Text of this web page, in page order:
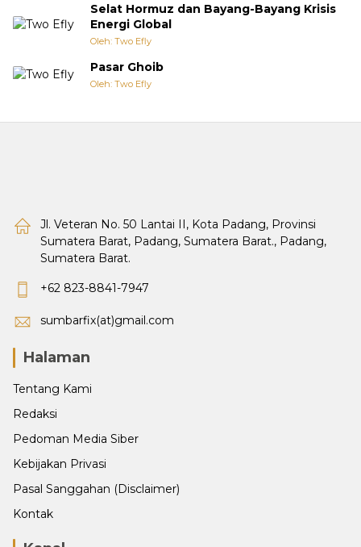
Selat Hormuz dan Bayang-Bayang Krisis
Energi Global
Oleh: Two Efly
Pasar Ghoib
Oleh: Two Efly
Jl. Veteran No. 50 Lantai II, Kota Padang, Provinsi
Sumatera Barat, Padang, Sumatera Barat., Padang,
Sumatera Barat.
+62 823-8841-7947
sumbarfix(at)gmail.com
Halaman
Tentang Kami
Redaksi
Pedoman Media Siber
Kebijakan Privasi
Pasal Sanggahan (Disclaimer)
Kontak